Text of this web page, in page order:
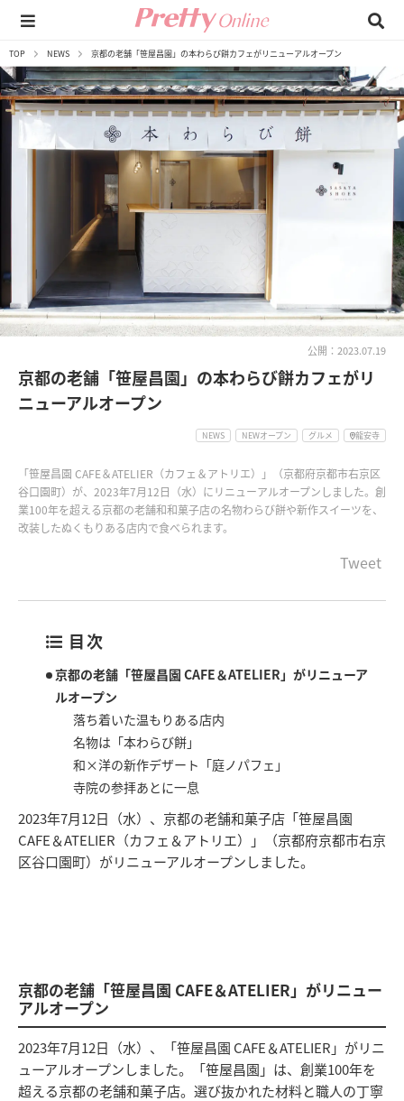
TOP NEWS 京都の老舗「笹屋昌園」の本わらび餅カフェがリニューアルオープン
公開：2023.07.19
京都の老舗「笹屋昌園」の本わらび餅カフェがリ
ニューアルオープン
NEWS NEWオープン グルメ 龍安寺
「笹屋昌園 CAFE＆ATELIER（カフェ＆アトリエ）」（京都府京都市右京区
谷口園町）が、2023年7月12日（水）にリニューアルオープンしました。創
業100年を超える京都の老舗和和菓子店の名物わらび餅や新作スイーツを、
改装したぬくもりある店内で食べられます。
Tweet
目次
京都の老舗「笹屋昌園 CAFE＆ATELIER」がリニューア
ルオープン
落ち着いた温もりある店内
名物は「本わらび餅」
和×洋の新作デザート「庭ノパフェ」
寺院の参拝あとに一息
2023年7月12日（水）、京都の老舗和菓子店「笹屋昌園
CAFE＆ATELIER（カフェ＆アトリエ）」（京都府京都市右京
区谷口園町）がリニューアルオープンしました。
京都の老舗「笹屋昌園 CAFE＆ATELIER」がリニュー
アルオープン
2023年7月12日（水）、「笹屋昌園 CAFE＆ATELIER」がリニ
ューアルオープンしました。「笹屋昌園」は、創業100年を
超える京都の老舗和菓子店。選び抜かれた材料と職人の丁寧